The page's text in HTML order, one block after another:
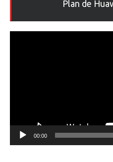
Plan de
00:00